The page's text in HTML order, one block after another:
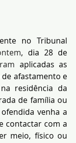
no Tribunal
, dia 28 de
ram aplicadas as
afastamento e
residência da
de família ou
venha a
contactar com a
meio, físico ou